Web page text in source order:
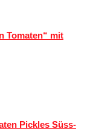
Tomaten“ mit
Pickles Süss-